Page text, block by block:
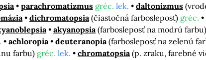
parachromatizmus gréc. lek. daltonizmus
dichromatopsia (čiastočná farbosleposť) gréc.
akyanopsia (farbosleposť na modrú farbu)
achloropia deuteranopia (farbosleposť na zelenú
farbu) gréc. lek. chromatopsia (p. zraku, farebné